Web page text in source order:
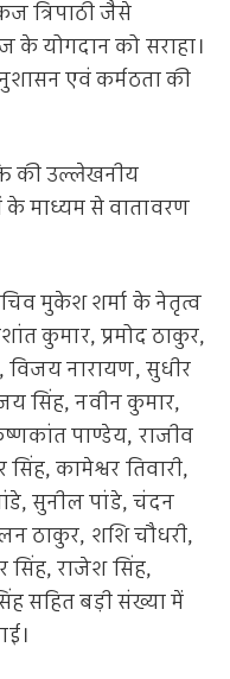
त्रिपाठी जैसे
के योगदान को सराहा।
एवं कर्मठता की
की उल्लेखनीय
के माध्यम से वातावरण
मुकेश शर्मा के नेतृत्व
कुमार, प्रमोद ठाकुर,
नारायण, सुधीर
सिंह, नवीन कुमार,
पाण्डेय, राजीव
सिंह, कामेश्वर तिवारी,
सुनील पांडे, चंदन
ठाकुर, शशि चौधरी,
सिंह, राजेश सिंह,
सहित बड़ी संख्या में